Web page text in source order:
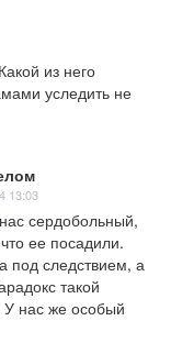
из него
уследить не
13:03
сердобольный,
ее посадили.
под следствием, а
такой
У нас же особый